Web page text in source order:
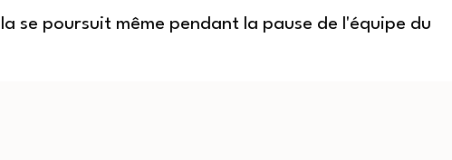
se poursuit même pendant la pause de l'équipe du